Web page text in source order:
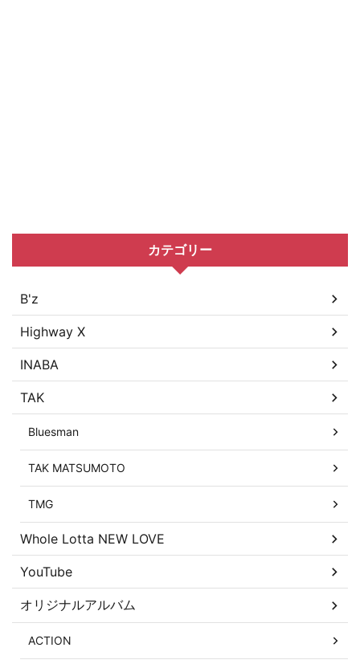
カテゴリー
B'z
Highway X
INABA
TAK
Bluesman
TAK MATSUMOTO
TMG
Whole Lotta NEW LOVE
YouTube
オリジナルアルバム
ACTION